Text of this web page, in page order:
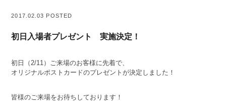
2017.02.03 POSTED
初日入場者プレゼント 実施決定！
初日（2/11）ご来場のお客様に先着で、
オリジナルポストカードのプレゼントが決定しました！
皆様のご来場をお待ちしております！